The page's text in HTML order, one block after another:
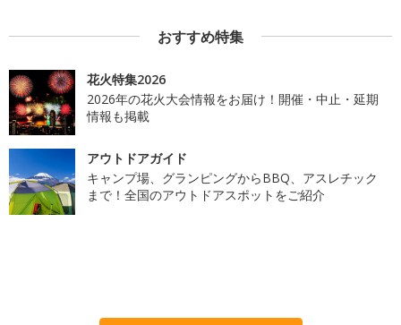
おすすめ特集
花火特集2026
2026年の花火大会情報をお届け！開催・中止・延期
情報も掲載
アウトドアガイド
キャンプ場、グランピングからBBQ、アスレチック
まで！全国のアウトドアスポットをご紹介